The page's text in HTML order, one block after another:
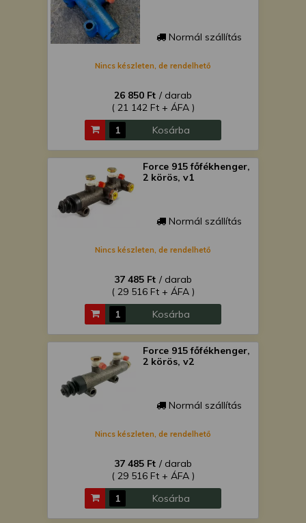
Normál szállítás
Nincs készleten, de rendelhető
26 850 Ft / darab
( 21 142 Ft + ÁFA )
Kosárba
Force 915 főfékhenger,
2 körös, v1
Normál szállítás
Nincs készleten, de rendelhető
37 485 Ft / darab
( 29 516 Ft + ÁFA )
Kosárba
Force 915 főfékhenger,
2 körös, v2
Normál szállítás
Nincs készleten, de rendelhető
37 485 Ft / darab
( 29 516 Ft + ÁFA )
Kosárba